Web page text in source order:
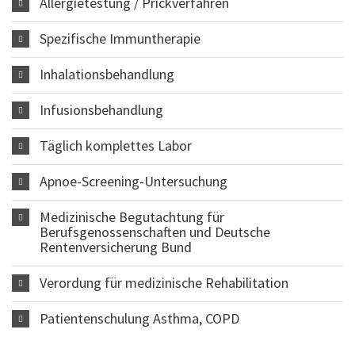
Spezifische Immuntherapie
Inhalationsbehandlung
Infusionsbehandlung
Täglich komplettes Labor
Apnoe-Screening-Untersuchung
Medizinische Begutachtung für
Berufsgenossenschaften und Deutsche
Rentenversicherung Bund
Verordung für medizinische Rehabilitation
Patientenschulung Asthma, COPD